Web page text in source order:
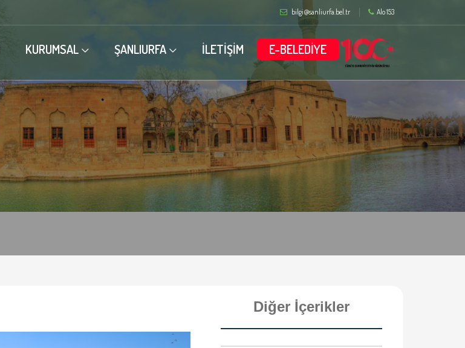
bilgi@sanliurfa.bel.tr Alo 153
KURUMSAL ŞANLIURFA İLETİŞİM E-BELEDİYE
Diğer İçerikler